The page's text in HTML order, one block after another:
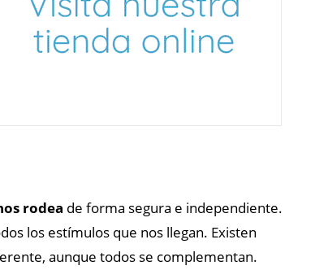
rodea de forma segura e independiente.
los estímulos que nos llegan. Existen
aunque todos se complementan.